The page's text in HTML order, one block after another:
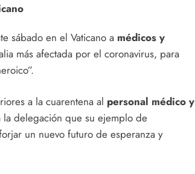
sábado en el Vaticano a médicos y
más afectada por el coronavirus, para
a la cuarentena al personal médico y
la delegación que su ejemplo de
un nuevo futuro de esperanza y